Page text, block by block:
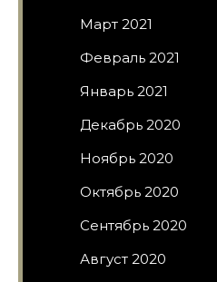
Март 2021
Февраль 2021
Январь 2021
Декабрь 2020
Ноябрь 2020
Октябрь 2020
Сентябрь 2020
Август 2020